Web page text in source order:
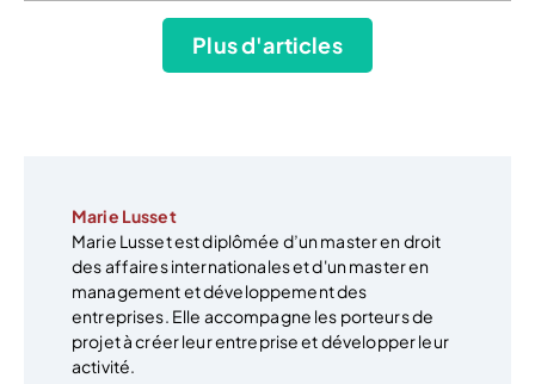
Plus d'articles
Marie Lusset
Marie Lusset est diplômée d’un master en droit
des affaires internationales et d'un master en
management et développement des
entreprises. Elle accompagne les porteurs de
projet à créer leur entreprise et développer leur
activité.